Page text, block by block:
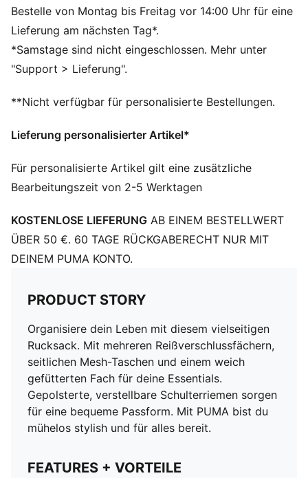
2-Wege-Reißverschluss zum Hauptfach
Frontfach mit Zwei-Wege-Reißverschlussöffnung
Vordertasche mit Einweg-Reißverschlussöffnung
Zwei seitliche Mesh-Taschen zur Aufbewahrung von
Regenschirm und Wasserflasche
Fassungsvermögen: 28 l
Bestelle von Montag bis Freitag vor 14:00 Uhr für eine
Lieferung am nächsten Tag*.
*Samstage sind nicht eingeschlossen. Mehr unter
"Support > Lieferung".
**Nicht verfügbar für personalisierte Bestellungen.
Lieferung personalisierter Artikel*
Für personalisierte Artikel gilt eine zusätzliche
Bearbeitungszeit von 2-5 Werktagen
KOSTENLOSE LIEFERUNG AB EINEM BESTELLWERT
ÜBER 50 €. 60 TAGE RÜCKGABERECHT NUR MIT
DEINEM PUMA KONTO.
PRODUCT STORY
Organisiere dein Leben mit diesem vielseitigen
Rucksack. Mit mehreren Reißverschlussfächern,
seitlichen Mesh-Taschen und einem weich
gefütterten Fach für deine Essentials.
Gepolsterte, verstellbare Schulterriemen sorgen
für eine bequeme Passform. Mit PUMA bist du
mühelos stylish und für alles bereit.
FEATURES + VORTEILE